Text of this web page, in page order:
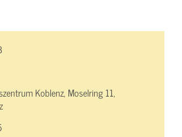
Koblenz, Moselring 11,